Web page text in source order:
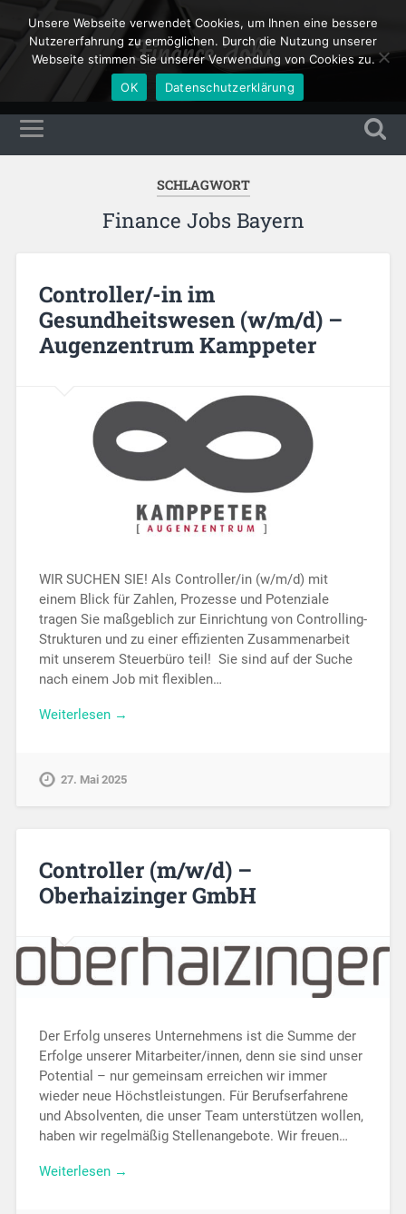
Finance Jobs
SCHLAGWORT
Finance Jobs Bayern
Controller/-in im
Gesundheitswesen (w/m/d) –
Augenzentrum Kamppeter
WIR SUCHEN SIE! Als Controller/in (w/m/d) mit
einem Blick für Zahlen, Prozesse und Potenziale
tragen Sie maßgeblich zur Einrichtung von Controlling-
Strukturen und zu einer effizienten Zusammenarbeit
mit unserem Steuerbüro teil! Sie sind auf der Suche
nach einem Job mit flexiblen…
Weiterlesen →
27. Mai 2025
Controller (m/w/d) –
Oberhaizinger GmbH
Der Erfolg unseres Unternehmens ist die Summe der
Erfolge unserer Mitarbeiter/innen, denn sie sind unser
Potential – nur gemeinsam erreichen wir immer
wieder neue Höchstleistungen. Für Berufserfahrene
und Absolventen, die unser Team unterstützen wollen,
haben wir regelmäßig Stellenangebote. Wir freuen…
Weiterlesen →
Unsere Webseite verwendet Cookies, um Ihnen eine bessere
Nutzererfahrung zu ermöglichen. Durch die Nutzung unserer
Webseite stimmen Sie unserer Verwendung von Cookies zu.
OK
Datenschutzerklärung